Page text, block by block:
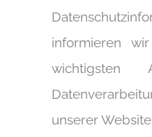
informieren
wichtigsten
unserer